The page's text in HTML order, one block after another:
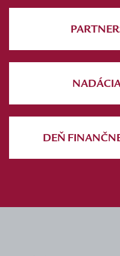
DEŇ